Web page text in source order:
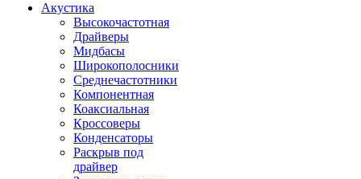
Акустика
Высокочастотная
Драйверы
Мидбасы
Широкополосники
Среднечастотники
Компонентная
Коаксиальная
Кроссоверы
Конденсаторы
Раскрыв под
драйвер